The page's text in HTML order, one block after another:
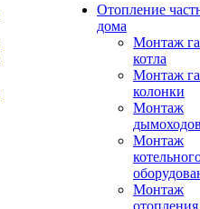
Отопление
дома
Монтаж
котла
Монтаж
колонки
Монтаж
Монтаж
Монтаж
отопления